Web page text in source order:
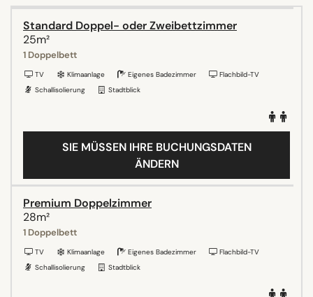
Standard Doppel- oder Zweibettzimmer
25m²
1 Doppelbett
TV Klimaanlage Eigenes Badezimmer
Flachbild-TV
Schallisolierung
Stadtblick
SIE MÜSSEN IHRE BUCHUNGSDATEN
ÄNDERN
Premium Doppelzimmer
28m²
1 Doppelbett
TV Klimaanlage Eigenes Badezimmer
Flachbild-TV
Schallisolierung
Stadtblick